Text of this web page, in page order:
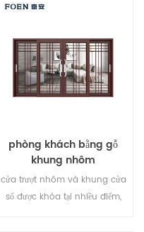
vời. các loại cửa khác nhau để
khác nhau.
phòng khách bằng gỗ
khung nhôm
cửa trượt nhôm và khung cửa
sổ được khóa tại nhiều điểm,